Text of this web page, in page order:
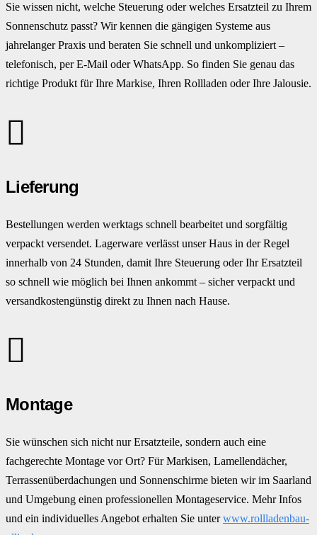
Sie wissen nicht, welche Steuerung oder welches Ersatzteil zu Ihrem
Sonnenschutz passt? Wir kennen die gängigen Systeme aus
jahrelanger Praxis und beraten Sie schnell und unkompliziert –
telefonisch, per E-Mail oder WhatsApp. So finden Sie genau das
richtige Produkt für Ihre Markise, Ihren Rollladen oder Ihre Jalousie.
Lieferung
Bestellungen werden werktags schnell bearbeitet und sorgfältig
verpackt versendet. Lagerware verlässt unser Haus in der Regel
innerhalb von 24 Stunden, damit Ihre Steuerung oder Ihr Ersatzteil
so schnell wie möglich bei Ihnen ankommt – sicher verpackt und
versandkostengünstig direkt zu Ihnen nach Hause.
Montage
Sie wünschen sich nicht nur Ersatzteile, sondern auch eine
fachgerechte Montage vor Ort? Für Markisen, Lamellendächer,
Terrassenüberdachungen und Sonnenschirme bieten wir im Saarland
und Umgebung einen professionellen Montageservice. Mehr Infos
und ein individuelles Angebot erhalten Sie unterwww.rollladenbau-